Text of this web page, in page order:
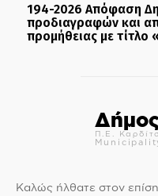
194-2026 Απόφαση
προδιαγραφών και
προμήθειας με τίτλο
Π.Ε.
Καλώς ήλθατε στον